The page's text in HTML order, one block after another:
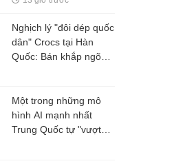
Nghịch lý "đôi dép quốc
dân" Crocs tại Hàn
Quốc: Bán khắp ngõ
Một trong những mô
hình AI mạnh nhất
Trung Quốc tự "vượt